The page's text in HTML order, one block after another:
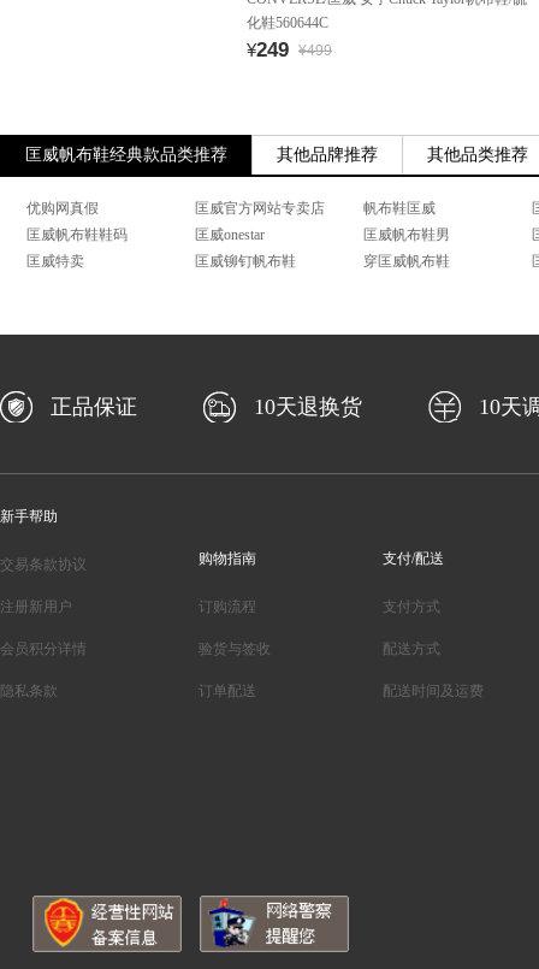
化鞋560644C
¥249 ¥499
匡威帆布鞋经典款品类推荐 其他品牌推荐 其他品类推荐
优购网真假 匡威官方网站专卖店 帆布鞋匡威
匡威帆布鞋鞋码
匡威onestar 匡威帆布鞋男
匡威特卖
匡威铆钉帆布鞋 穿匡威帆布鞋
正品保证 10天退换货 10天
新手帮助
交易条款协议
注册新用户
会员积分详情
隐私条款
购物指南
订购流程
验货与签收
订单配送
支付/配送
支付方式
配送方式
配送时间及运费